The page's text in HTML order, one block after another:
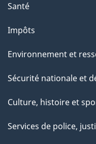
s
u
c
e
t
e
Santé
Impôts
Environnement et
Sécurité nationale et
Culture, histoire et
Services de police,